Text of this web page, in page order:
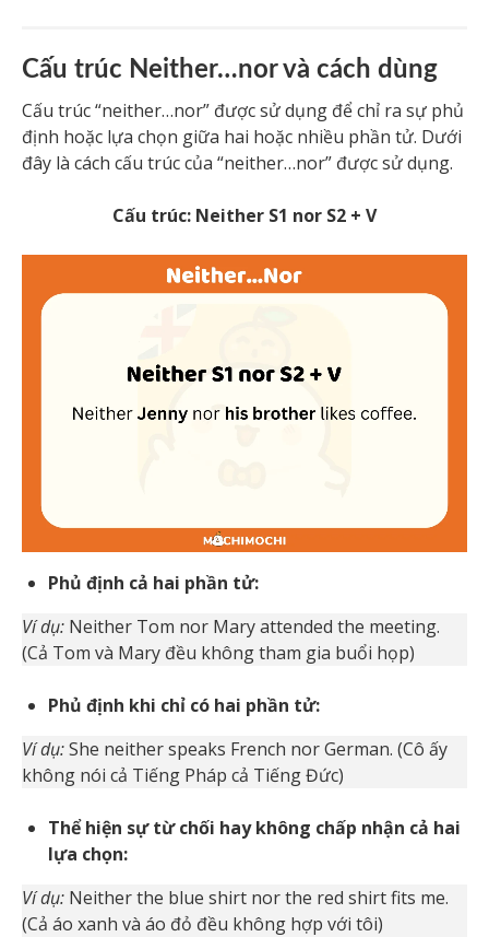
Cấu trúc Neither…nor và cách dùng
Cấu trúc “neither…nor” được sử dụng để chỉ ra sự phủ
định hoặc lựa chọn giữa hai hoặc nhiều phần tử. Dưới
đây là cách cấu trúc của “neither…nor” được sử dụng.
Cấu trúc: Neither S1 nor S2 + V
Phủ định cả hai phần tử:
Ví dụ: Neither Tom nor Mary attended the meeting.
(Cả Tom và Mary đều không tham gia buổi họp)
Phủ định khi chỉ có hai phần tử:
Ví dụ:She neither speaks French nor German. (Cô ấy
không nói cả Tiếng Pháp cả Tiếng Đức)
Thể hiện sự từ chối hay không chấp nhận cả hai
lựa chọn:
Ví dụ: Neither the blue shirt nor the red shirt fits me.
(Cả áo xanh và áo đỏ đều không hợp với tôi)